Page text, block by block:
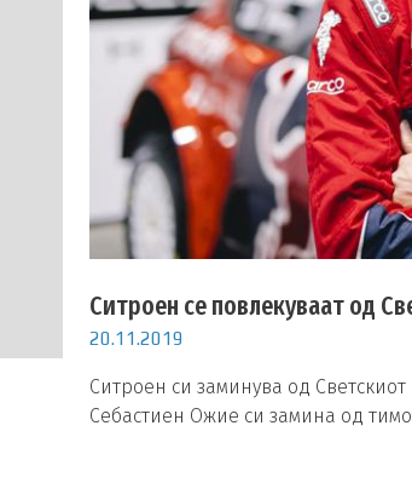
Ситроен се повлекуваат од
20.11.2019
Ситроен си заминува од
Себастиен Ожие си замина од